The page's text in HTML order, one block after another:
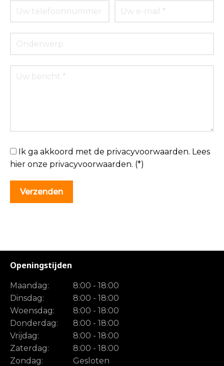
Ik ga akkoord met de privacyvoorwaarden. Lees
hier onze privacyvoorwaarden. (*)
Openingstijden
Maandag:
8:00 - 18:00
Dinsdag:
8:00 - 18:00
Woensdag:
8:00 - 18:00
Donderdag:
8:00 - 18:00
Vrijdag:
8:00 - 18:00
Zaterdag:
8:00 - 18:00
Zondag:
Gesloten